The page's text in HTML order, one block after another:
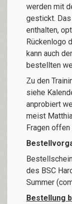
werden mit
gestickt.
enthalten,
Rückenlogo
kann auch
bestellten
Zu den
siehe
anprobiert
meist
Fragen offen
des BSC
Summer
Bestellung